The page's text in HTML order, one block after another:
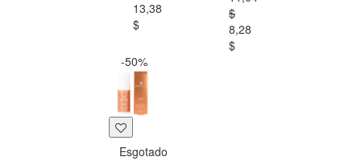
13,38
$
$
8,28
$
-50%
Esgotado